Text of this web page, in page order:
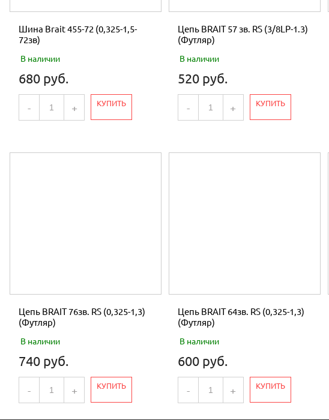
Шина Brait 455-72 (0,325-1,5-
72зв)
В наличии
680 руб.
- + КУПИТЬ
Цепь BRAIT 57 зв. RS (3/8LP-1.3)
(Футляр)
В наличии
520 руб.
- + КУПИТЬ
Цепь BRAIT 76зв. RS (0,325-1,3)
(Футляр)
В наличии
740 руб.
- + КУПИТЬ
Цепь BRAIT 64зв. RS (0,325-1,3)
(Футляр)
В наличии
600 руб.
- + КУПИТЬ